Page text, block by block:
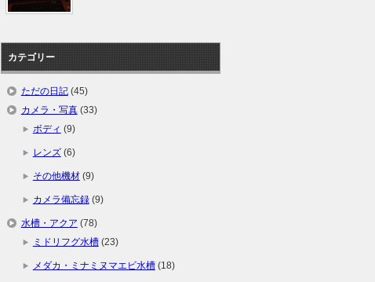
カテゴリー
ただの日記(45)
カメラ・写真(33)
ボディ (9)
レンズ(6)
その他機材(9)
カメラ備忘録(9)
水槽・アクア (78)
ミドリフグ水槽(23)
メダカ・ミナミヌマエビ水槽(18)